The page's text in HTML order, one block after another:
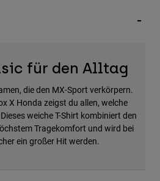
für den Alltag
die den MX-Sport verkörpern.
X Honda zeigst du allen, welche
weiche T-Shirt kombiniert den
Tragekomfort und wird bei
ein großer Hit werden.